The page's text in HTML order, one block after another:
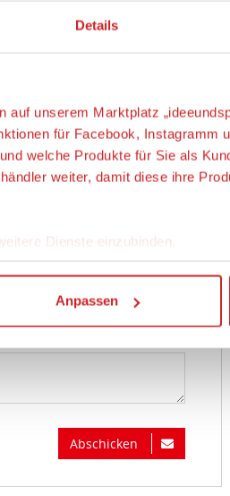
für Facebook, Instagramm
welche Produkte für Sie als
weiter, damit diese ihre
Dienste einzubinden.
Teil Ihrer personenbezogener
USA ist ein Drittland, dass nicht
daher kein angemessenes
in Verbindung
garantieren wir, dass die
undImpressum
Abschicken